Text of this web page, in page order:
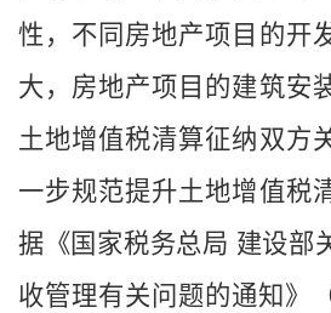
性，不同房地产项目的开
大，房地产项目的建筑安
土地增值税清算征纳双方
一步规范提升土地增值税
据《国家税务总局 建设部
收管理有关问题的通知》